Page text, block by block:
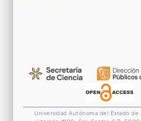
Universidad Autónoma del Estado de